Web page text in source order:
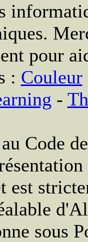
pour
: Couleur
-
Code
est
sous